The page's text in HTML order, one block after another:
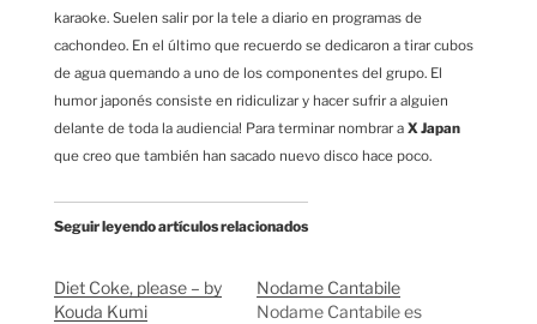
karaoke. Suelen salir por la tele a diario en programas de
cachondeo. En el último que recuerdo se dedicaron a tirar cubos
de agua quemando a uno de los componentes del grupo. El
humor japonés consiste en ridiculizar y hacer sufrir a alguien
delante de toda la audiencia! Para terminar nombrar a X Japan
que creo que también han sacado nuevo disco hace poco.
Seguir leyendo artículos relacionados
Diet Coke, please – by
Kouda Kumi
Nodame Cantabile
Nodame Cantabile es